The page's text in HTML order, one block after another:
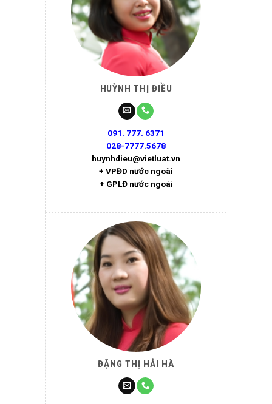
HUỲNH THỊ ĐIỀU
091. 777. 6371
028-7777.5678
huynhdieu@vietluat.vn
+ VPĐD nước ngoài
+ GPLĐ nước ngoài
ĐẶNG THỊ HẢI HÀ